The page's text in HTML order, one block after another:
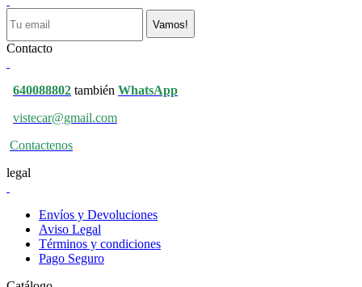
Vamos!
Contacto
640088802 también WhatsApp
vistecar@gmail.com
Contactenos
legal
Envíos y Devoluciones
Aviso Legal
Términos y condiciones
Pago Seguro